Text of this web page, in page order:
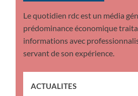
Le quotidien rdc est un média
prédominance économique
informations avec
servant de son expérience.
ACTUALITES